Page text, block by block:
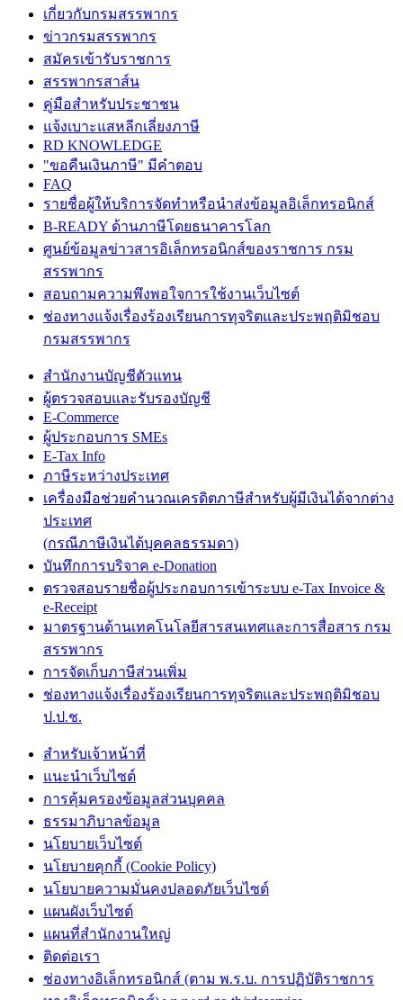
เกี่ยวกับกรมสรรพากร
ข่าวกรมสรรพากร
สมัครเข้ารับราชการ
สรรพากรสาส์น
คู่มือสำหรับประชาชน
แจ้งเบาะแสหลีกเลี่ยงภาษี
RD KNOWLEDGE
"ขอคืนเงินภาษี" มีคำตอบ
FAQ
รายชื่อผู้ให้บริการจัดทำหรือนำส่งข้อมูลอิเล็กทรอนิกส์
B-READY ด้านภาษีโดยธนาคารโลก
ศูนย์ข้อมูลข่าวสารอิเล็กทรอนิกส์ของราชการ กรม
สรรพากร
สอบถามความพึงพอใจการใช้งานเว็บไซต์
ช่องทางแจ้งเรื่องร้องเรียนการทุจริตและประพฤติมิชอบ
กรมสรรพากร
สำนักงานบัญชีตัวแทน
ผู้ตรวจสอบและรับรองบัญชี
E-Commerce
ผู้ประกอบการ SMEs
E-Tax Info
ภาษีระหว่างประเทศ
เครื่องมือช่วยคำนวณเครดิตภาษีสำหรับผู้มีเงินได้จากต่าง
ประเทศ
(กรณีภาษีเงินได้บุคคลธรรมดา)
บันทึกการบริจาค e-Donation
ตรวจสอบรายชื่อผู้ประกอบการเข้าระบบ e-Tax Invoice &
e-Receipt
มาตรฐานด้านเทคโนโลยีสารสนเทศและการสื่อสาร กรม
สรรพากร
การจัดเก็บภาษีส่วนเพิ่ม
ช่องทางแจ้งเรื่องร้องเรียนการทุจริตและประพฤติมิชอบ
ป.ป.ช.
สำหรับเจ้าหน้าที่
แนะนำเว็บไซต์
การคุ้มครองข้อมูลส่วนบุคคล
ธรรมาภิบาลข้อมูล
นโยบายเว็บไซต์
นโยบายคุกกี้ (Cookie Policy)
นโยบายความมั่นคงปลอดภัยเว็บไซต์
แผนผังเว็บไซต์
แผนที่สำนักงานใหญ่
ติดต่อเรา
ช่องทางอิเล็กทรอนิกส์ (ตาม พ.ร.บ. การปฏิบัติราชการ